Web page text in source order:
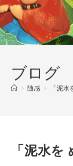
ス
キ
ッ
プ
ブログ
> 随感 > 「泥
「泥水を